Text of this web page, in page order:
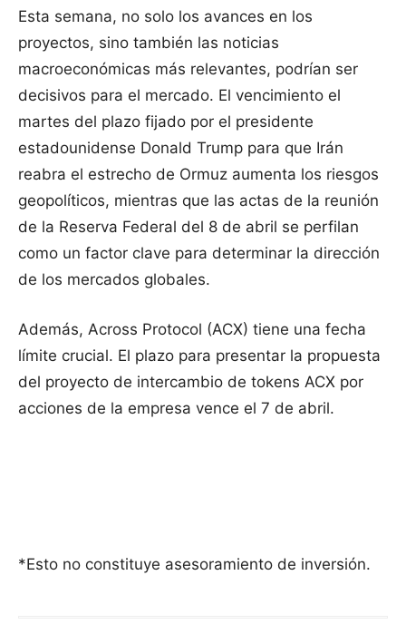
Esta semana, no solo los avances en los
proyectos, sino también las noticias
macroeconómicas más relevantes, podrían ser
decisivos para el mercado. El vencimiento el
martes del plazo fijado por el presidente
estadounidense Donald Trump para que Irán
reabra el estrecho de Ormuz aumenta los riesgos
geopolíticos, mientras que las actas de la reunión
de la Reserva Federal del 8 de abril se perfilan
como un factor clave para determinar la dirección
de los mercados globales.
Además, Across Protocol (ACX) tiene una fecha
límite crucial. El plazo para presentar la propuesta
del proyecto de intercambio de tokens ACX por
acciones de la empresa vence el 7 de abril.
*Esto no constituye asesoramiento de inversión.